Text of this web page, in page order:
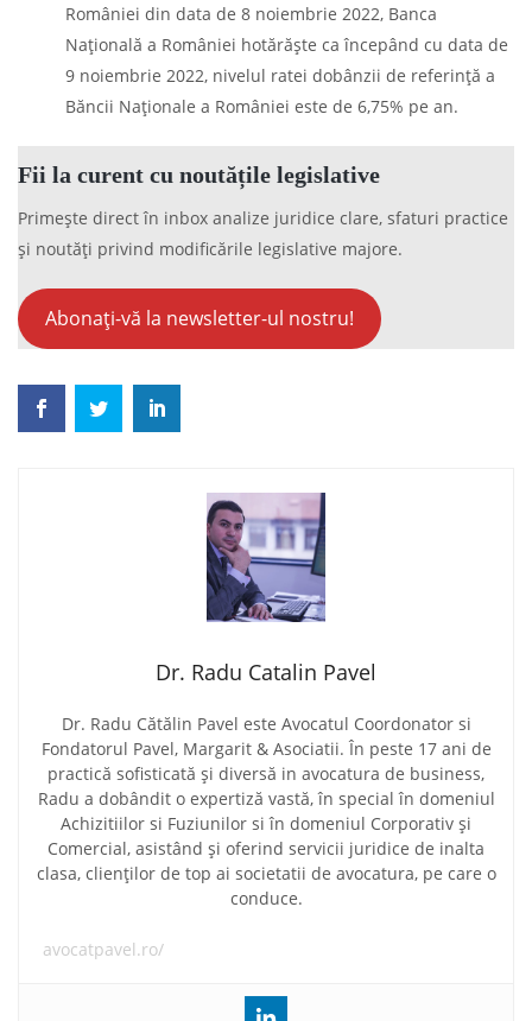
României din data de 8 noiembrie 2022, Banca
Naţională a României hotărăște ca începând cu data de
9 noiembrie 2022, nivelul ratei dobânzii de referinţă a
Băncii Naţionale a României este de 6,75% pe an.
Fii la curent cu noutățile legislative
Primește direct în inbox analize juridice clare, sfaturi practice
și noutăți privind modificările legislative majore.
Abonați-vă la newsletter-ul nostru!
Dr. Radu Catalin Pavel
Dr. Radu Cătălin Pavel este Avocatul Coordonator si
Fondatorul Pavel, Margarit & Asociatii. În peste 17 ani de
practică sofisticată și diversă in avocatura de business,
Radu a dobândit o expertiză vastă, în special în domeniul
Achizitiilor si Fuziunilor si în domeniul Corporativ și
Comercial, asistând și oferind servicii juridice de inalta
clasa, clienților de top ai societatii de avocatura, pe care o
conduce.
avocatpavel.ro/